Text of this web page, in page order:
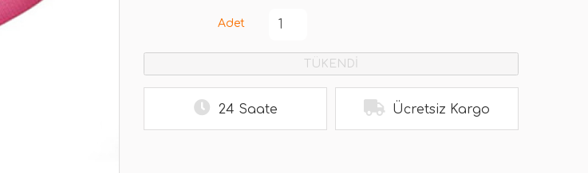
Adet
TÜKENDİ
24 Saate Ücretsiz Kargo